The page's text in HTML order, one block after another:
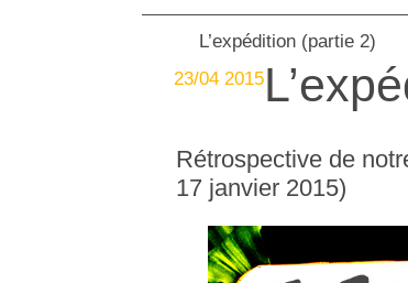
L’expédition (partie 2)
23/04 2015
Rétrospective de
17 janvier 2015)